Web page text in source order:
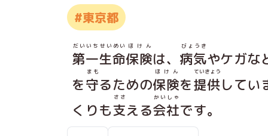
#東京都
第一
だいいち
生命
せいめい
保険
ほけん
は、 病気
びょうき
やケガな
を守
まも
るための保険
ほけん
を提供
ていきょう
してい
くりも支
ささ
える会社
かいしゃ
です。